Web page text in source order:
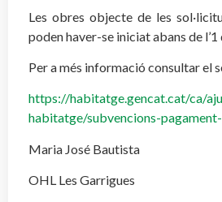
Les obres objecte de les
poden haver-se iniciat abans de l’1
Per a més informació consultar el
https://habitatge.gencat.cat/ca/
habitatge/subvencions-
Maria José Bautista
OHL Les Garrigues